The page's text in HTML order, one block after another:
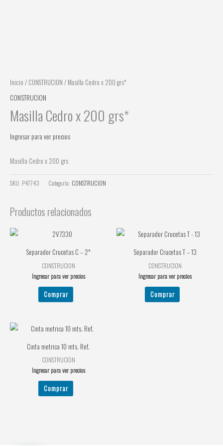
Inicio / CONSTRUCION / Masilla Cedro x 200 grs*
CONSTRUCION
Masilla Cedro x 200 grs*
Ingresar para ver precios
Masilla Cedro x 200 grs
SKU: P47743 Categoría: CONSTRUCION
Productos relacionados
Separador Crucetas C – 2*
CONSTRUCION
Ingresar para ver precios
Comprar
Separador Crucetas T – 13
CONSTRUCION
Ingresar para ver precios
Comprar
Cinta metrica 10 mts. Ref.
CONSTRUCION
Ingresar para ver precios
Comprar